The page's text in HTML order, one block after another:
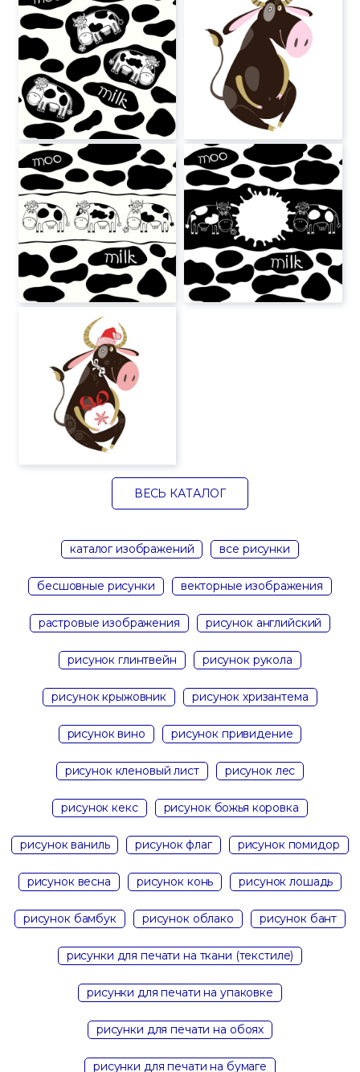
ВЕСЬ КАТАЛОГ
каталог изображений все рисунки
бесшовные рисунки векторные изображения
растровые изображения рисунок английский
рисунок глинтвейн рисунок рукола
рисунок крыжовник рисунок хризантема
рисунок вино рисунок привидение
рисунок кленовый лист рисунок лес
рисунок кекс рисунок божья коровка
рисунок ваниль рисунок флаг рисунок помидор
рисунок весна рисунок конь рисунок лошадь
рисунок бамбук рисунок облако рисунок бант
рисунки для печати на ткани (текстиле)
рисунки для печати на упаковке
рисунки для печати на обоях
рисунки для печати на бумаге